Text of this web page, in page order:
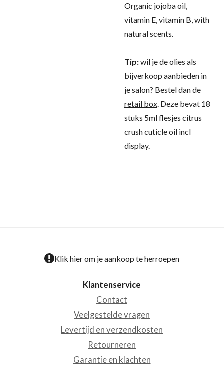
Organic jojoba oil,
vitamin E, vitamin B, with
natural scents.
Tip:wil je de olies als
bijverkoop aanbieden in
je salon? Bestel dan de
retail box. Deze bevat 18
stuks 5ml flesjes citrus
crush cuticle oil incl
display.
Klik hier om je aankoop te herroepen
Klantenservice
Contact
Veelgestelde vragen
Levertijd en verzendkosten
Retourneren
Garantie en klachten